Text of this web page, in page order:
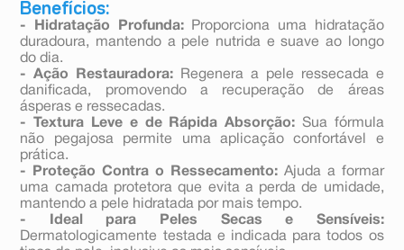
Benefícios:
- Hidratação Profunda:Proporciona uma hidratação
duradoura, mantendo a pele nutrida e suave ao longo
do dia.
- Ação Restauradora: Regenera a pele ressecada e
danificada, promovendo a recuperação de áreas
ásperas e ressecadas.
- Textura Leve e de Rápida Absorção: Sua fórmula
não pegajosa permite uma aplicação confortável e
prática.
- Proteção Contra o Ressecamento:Ajuda a formar
uma camada protetora que evita a perda de umidade,
mantendo a pele hidratada por mais tempo.
- Ideal para Peles Secas e Sensíveis:
Dermatologicamente testada e indicada para todos os